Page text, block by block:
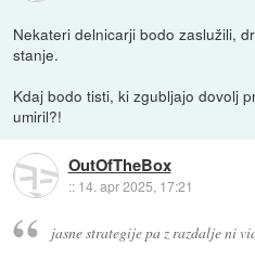
Nekateri delnicarji bodo zaslužili,
stanje.
Kdaj bodo tisti, ki zgubljajo dovolj
umiril?!
OutOfTheBox
:: 14. apr 2025, 17:21
jasne strategije pa z razdalje ni